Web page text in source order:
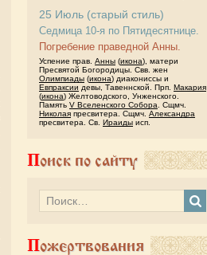
25 Июль (старый стиль)
Седмица 10-я по Пятидесятнице.
Погребение праведной Анны.
Успение прав. Анны (икона), матери
Пресвятой Богородицы. Свв. жен
Олимпиады (икона) диакониссы и
Евпраксии девы, Тавеннской. Прп. Макария
(икона) Желтоводского, Унженского.
Память V Вселенского Собора . Сщмч.
Николая пресвитера. Сщмч. Александра
пресвитера. Св. Ираиды исп.
Поиск по сайту
Пожертвования